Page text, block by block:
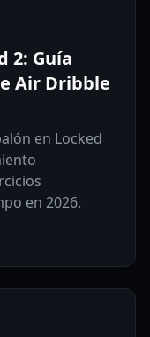
2: Guía
Air Dribble
en Locked
en 2026.